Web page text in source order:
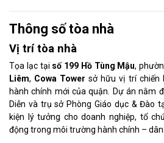
Thông số tòa nhà
Vị trí tòa nhà
Tọa lạc tại số 199 Hồ Tùng Mậu,
Liêm, Cowa Tower sở hữu vị trí chiến
hành chính mới của quận. Dự án nằm
Diễn và trụ sở Phòng Giáo dục & Đào
kiện lý tưởng cho doanh nghiệp, tổ
động trong môi trường hành chính – dân